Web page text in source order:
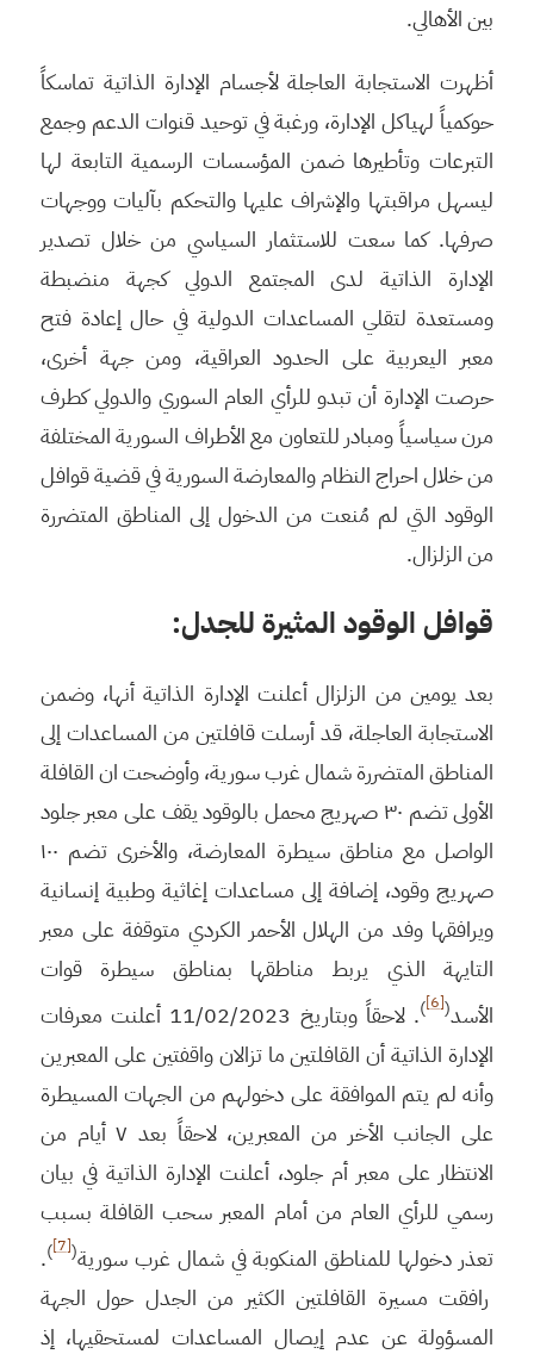
بين الأهالي.
أظهرت الاستجابة العاجلة لأجسام الإدارة الذاتية تماسكاً
حوكمياً لهياكل الإدارة، ورغبة في توحيد قنوات الدعم وجمع
التبرعات وتأطيرها ضمن المؤسسات الرسمية التابعة لها
ليسهل مراقبتها والإشراف عليها والتحكم بآليات ووجهات
صرفها. كما سعت للاستثمار السياسي من خلال تصدير
الإدارة الذاتية لدى المجتمع الدولي كجهة منضبطة
ومستعدة لتقلي المساعدات الدولية في حال إعادة فتح
معبر اليعربية على الحدود العراقية، ومن جهة أخرى،
حرصت الإدارة أن تبدو للرأي العام السوري والدولي كطرف
مرن سياسياً ومبادر للتعاون مع الأطراف السورية المختلفة
من خلال احراج النظام والمعارضة السورية في قضية قوافل
الوقود التي لم مُنعت من الدخول إلى المناطق المتضررة
من الزلزال.
قوافل الوقود المثيرة للجدل:
بعد يومين من الزلزال أعلنت الإدارة الذاتية أنها، وضمن
الاستجابة العاجلة، قد أرسلت قافلتين من المساعدات إلى
المناطق المتضررة شمال غرب سورية، وأوضحت ان القافلة
الأولى تضم ٣٠ صهريج محمل بالوقود يقف على معبر جلود
الواصل مع مناطق سيطرة المعارضة، والأخرى تضم ١٠٠
صهريج وقود، إضافة إلى مساعدات إغاثية وطبية إنسانية
ويرافقها وفد من الهلال الأحمر الكردي متوقفة على معبر
التايهة الذي يربط مناطقها بمناطق سيطرة قوات
الأسد(
[6]
)
. لاحقاً وبتاريخ 11/02/2023 أعلنت معرفات
الإدارة الذاتية أن القافلتين ما تزالان واقفتين على المعبرين
وأنه لم يتم الموافقة على دخولهم من الجهات المسيطرة
على الجانب الأخر من المعبرين، لاحقاً بعد ٧ أيام من
الانتظار على معبر أم جلود، أعلنت الإدارة الذاتية في بيان
رسمي للرأي العام من أمام المعبر سحب القافلة بسبب
تعذر دخولها للمناطق المنكوبة في شمال غرب سورية(
[7]
)
.
رافقت مسيرة القافلتين الكثير من الجدل حول الجهة
المسؤولة عن عدم إيصال المساعدات لمستحقيها، إذ